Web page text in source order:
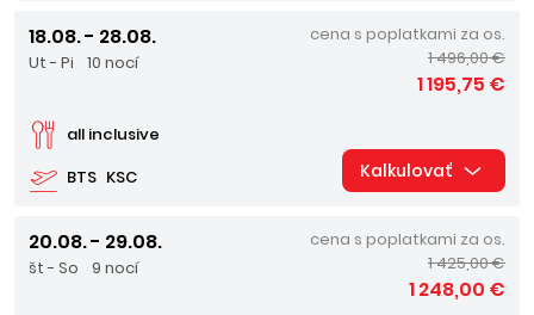
18.08. - 28.08.
Ut - Pi 10 nocí
BTS KSC
all inclusive
cena s poplatkami za os.
1 496,00 €
1 195,75 €
Kalkulovať
20.08. - 29.08.
št - So 9 nocí
cena s poplatkami za os.
1 425,00 €
1 248,00 €